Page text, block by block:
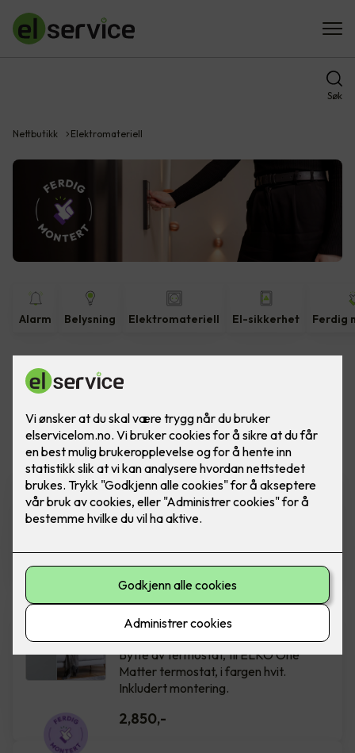
Søk
Nettbutikk Elektromateriell
Alarm Belysning Elektromateriell El-sikkerhet Ferdig
Vis flerefiltre
ELKO Dimmer - RS16/315 LED
Ferdig montert utskift dimmer
2,290,-
One Hvit
Bytte av termostat, til ELKO One
Matter termostat, i fargen hvit.
Inkludert montering.
2,850,-